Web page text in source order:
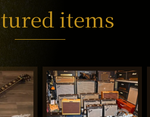
items